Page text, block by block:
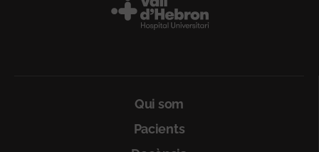
Qui som
Pacients